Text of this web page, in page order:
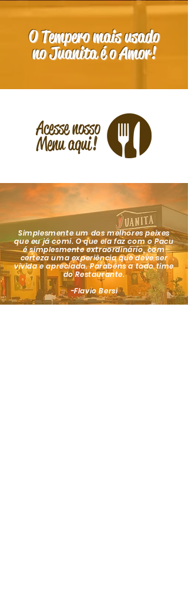
O Tempero mais usado
no Juanita é o Amor!
Simplesmente um dos melhores peixes
que eu já comi. O que ela faz com o Pacu
é simplesmente extraordinário, com
certeza uma experiência que deve ser
vivida e apreciada. Parabéns a todo time
do Restaurante.
-Flavio Bersi